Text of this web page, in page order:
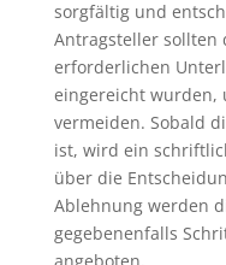
sorgfältig und
Antragsteller sollten
erforderlichen
eingereicht wurden,
vermeiden. Sobald
ist, wird ein
über die
Ablehnung werden
gegebenenfalls